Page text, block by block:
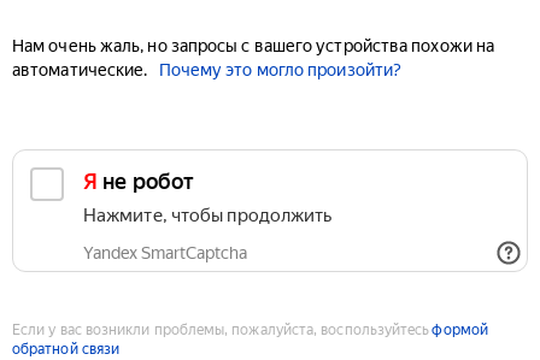
Нам очень жаль, но запросы с вашего устройства похожи на
автоматические.
Почему это могло произойти?
Я не робот
Нажмите, чтобы продолжить
Yandex SmartCaptcha
Если у вас возникли проблемы, пожалуйста, воспользуйтесьформой
обратной связи